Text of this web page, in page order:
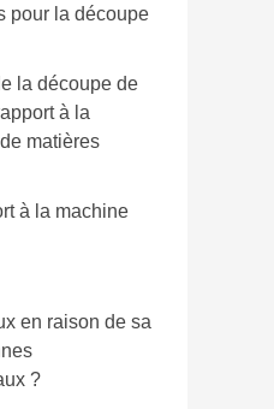
pour la découpe
la découpe de
à la
matières
à la machine
en raison de sa
?